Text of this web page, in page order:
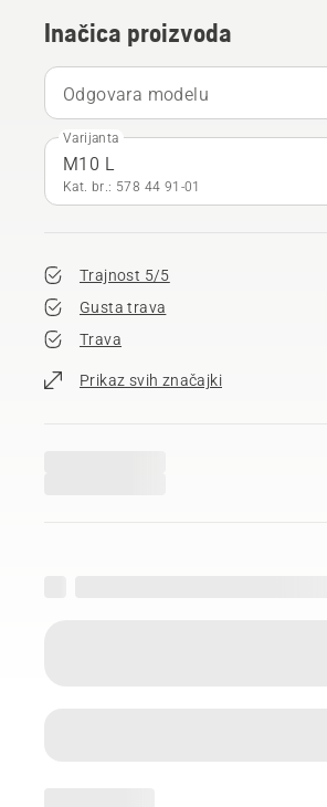
Inačica proizvoda
Odgovara modelu
Varijanta
M10 L
Kat. br.: 578 44 91‑01
Trajnost 5/5
Gusta trava
Trava
Prikaz svih značajki